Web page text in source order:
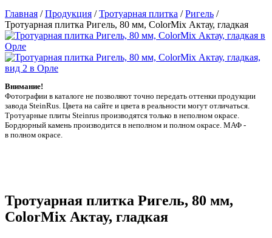
Главная /Продукция /Тротуарная плитка /Ригель /
Тротуарная плитка Ригель, 80 мм, ColorMix Актау, гладкая
Внимание!
Фотографии в каталоге не позволяют точно передать оттенки продукции
заводa SteinRus. Цвета на сайте и цвета в реальности могут отличаться.
Тротуарные плиты Steinrus производятся только в неполном окрасе.
Бордюрный камень производится в неполном и полном окрасе. МАФ -
в полном окрасе.
Тротуарная плитка Ригель, 80 мм,
ColorMix Актау, гладкая